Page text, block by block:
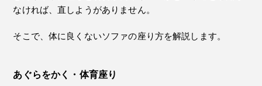
なければ、直しようがありません。
そこで、体に良くないソファの座り方を解説します。
あぐらをかく・体育座り